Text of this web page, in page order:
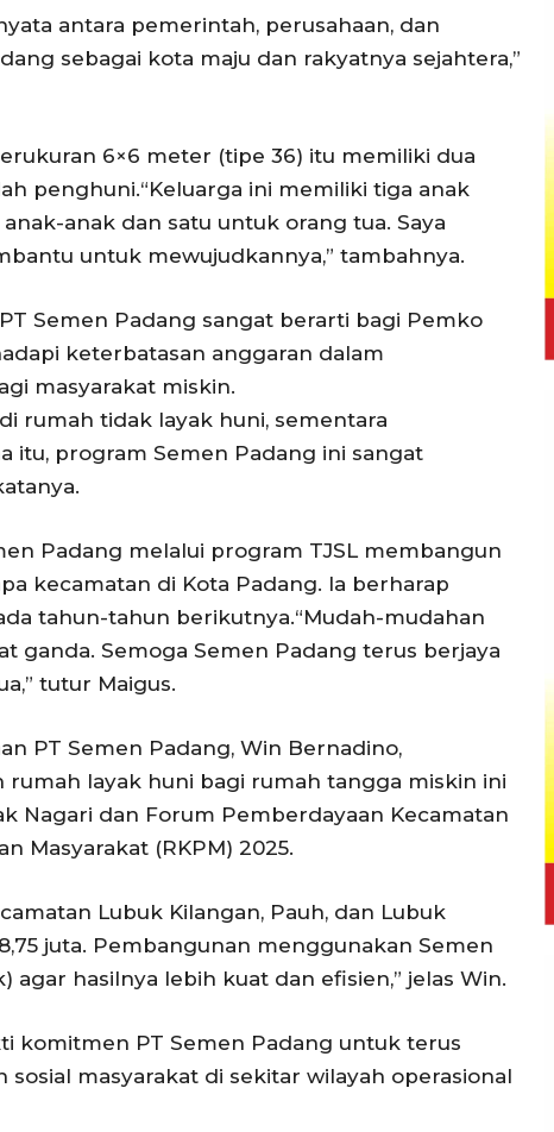
antara pemerintah, perusahaan, dan
sebagai kota maju dan rakyatnya sejahtera,”
6×6 meter (tipe 36) itu memiliki dua
penghuni.“Keluarga ini memiliki tiga anak
anak dan satu untuk orang tua. Saya
untuk mewujudkannya,” tambahnya.
Semen Padang sangat berarti bagi Pemko
keterbatasan anggaran dalam
masyarakat miskin.
rumah tidak layak huni, sementara
itu, program Semen Padang ini sangat
Padang melalui program TJSL membangun
kecamatan di Kota Padang. Ia berharap
tahun-tahun berikutnya.“Mudah-mudahan
ganda. Semoga Semen Padang terus berjaya
tutur Maigus.
PT Semen Padang, Win Bernadino,
layak huni bagi rumah tangga miskin ini
Nagari dan Forum Pemberdayaan Kecamatan
Masyarakat (RKPM) 2025.
Lubuk Kilangan, Pauh, dan Lubuk
juta. Pembangunan menggunakan Semen
agar hasilnya lebih kuat dan efisien,” jelas Win.
komitmen PT Semen Padang untuk terus
masyarakat di sekitar wilayah operasional